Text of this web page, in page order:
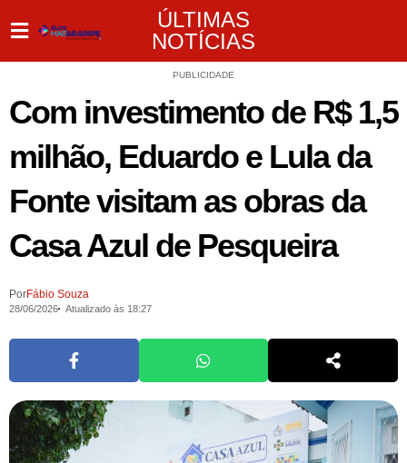
ÚLTIMAS
NOTÍCIAS
PUBLICIDADE
Com investimento de R$ 1,5
milhão, Eduardo e Lula da
Fonte visitam as obras da
Casa Azul de Pesqueira
PorFábio Souza
28/06/2026 Atualizado às 18:27